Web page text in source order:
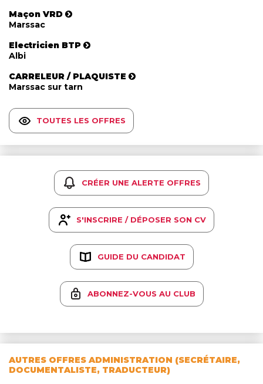
Maçon VRD
Marssac
Electricien BTP
Albi
CARRELEUR / PLAQUISTE
Marssac sur tarn
TOUTES LES OFFRES
CRÉER UNE ALERTE OFFRES
S'INSCRIRE / DÉPOSER SON CV
GUIDE DU CANDIDAT
ABONNEZ-VOUS AU CLUB
AUTRES OFFRES ADMINISTRATION (SECRÉTAIRE,
DOCUMENTALISTE, TRADUCTEUR)